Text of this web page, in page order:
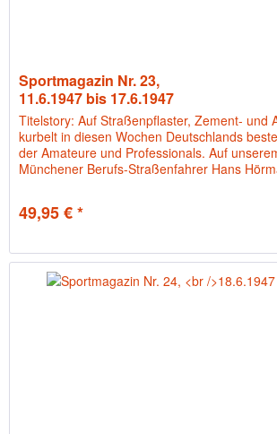
Sportmagazin Nr. 23,
11.6.1947 bis 17.6.1947
Titelstory: Auf Straßenpflaster, Zement- und
kurbelt in diesen Wochen Deutschlands
der Amateure und Professionals. Auf
Münchener Berufs-Straßenfahrer Hans
49,95 € *